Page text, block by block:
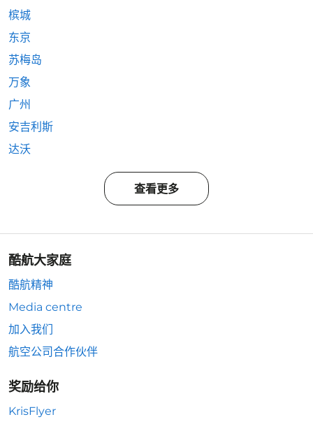
槟城
东京
苏梅岛
万象
广州
安吉利斯
达沃
查看更多
酷航大家庭
酷航精神
Media centre
加入我们
航空公司合作伙伴
奖励给你
KrisFlyer